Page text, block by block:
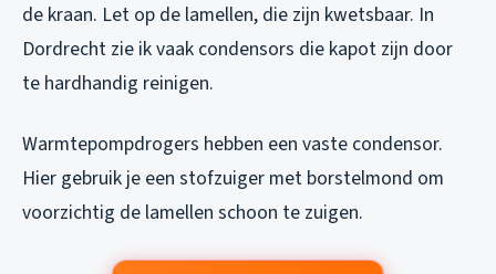
de kraan. Let op de lamellen, die zijn kwetsbaar. In
Dordrecht zie ik vaak condensors die kapot zijn door
te hardhandig reinigen.
Warmtepompdrogers hebben een vaste condensor.
Hier gebruik je een stofzuiger met borstelmond om
voorzichtig de lamellen schoon te zuigen.